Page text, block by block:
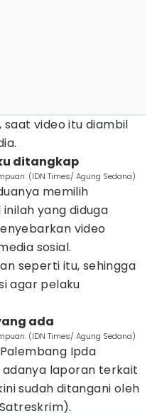
video itu diambil
ditangkap
(IDN Times/ Agung Sedana)
memilih
yang diduga
video
sosial.
seperti itu, sehingga
agar pelaku
ada
(IDN Times/ Agung Sedana)
Ipda
laporan terkait
sudah ditangani oleh